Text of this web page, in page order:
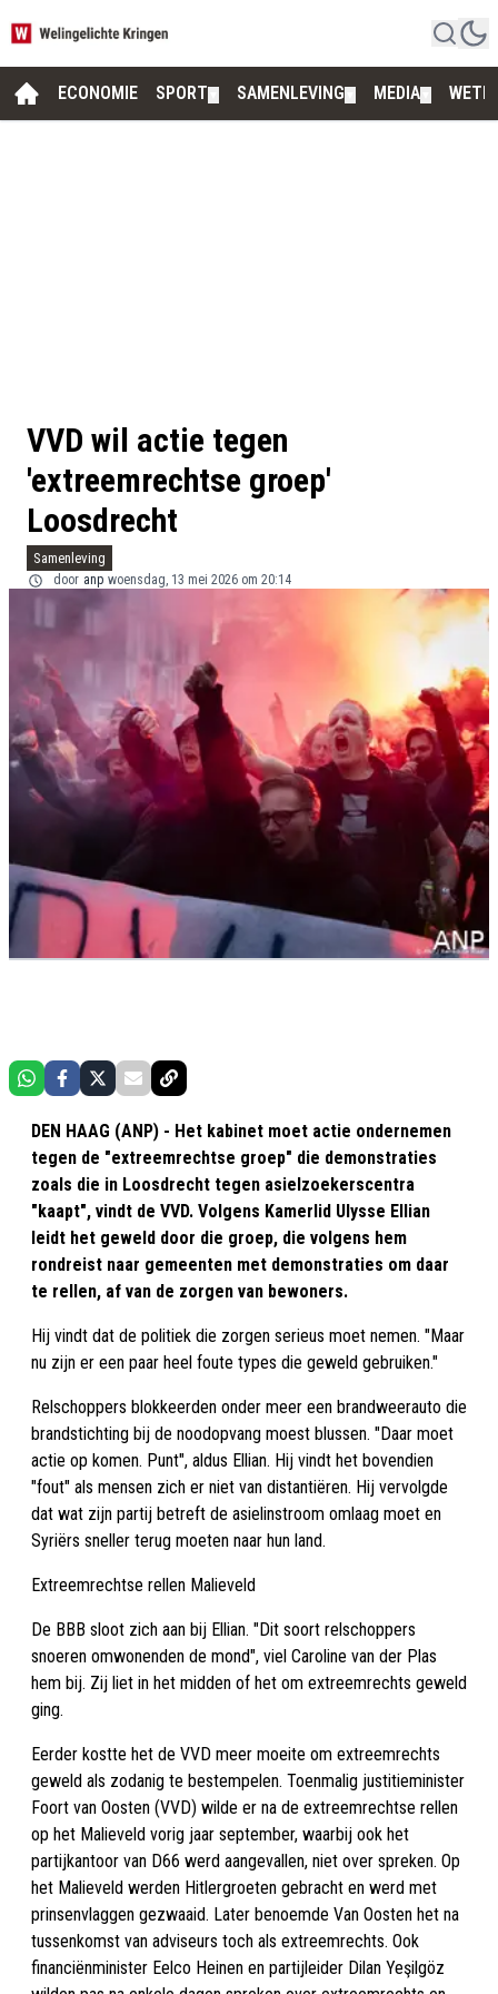
ECONOMIE SPORT SAMENLEVING MEDIA
VVD wil actie tegen
'extreemrechtse groep'
Loosdrecht
Samenleving
door anp woensdag, 13 mei 2026 om 20:14
DEN HAAG (ANP) - Het kabinet moet actie ondernemen
tegen de "extreemrechtse groep" die demonstraties
zoals die in Loosdrecht tegen asielzoekerscentra
"kaapt", vindt de VVD. Volgens Kamerlid Ulysse Ellian
leidt het geweld door die groep, die volgens hem
rondreist naar gemeenten met demonstraties om daar
te rellen, af van de zorgen van bewoners.
Hij vindt dat de politiek die zorgen serieus moet nemen. "Maar
nu zijn er een paar heel foute types die geweld gebruiken."
Relschoppers blokkeerden onder meer een brandweerauto die
brandstichting bij de noodopvang moest blussen. "Daar moet
actie op komen. Punt", aldus Ellian. Hij vindt het bovendien
"fout" als mensen zich er niet van distantiëren. Hij vervolgde
dat wat zijn partij betreft de asielinstroom omlaag moet en
Syriërs sneller terug moeten naar hun land.
Extreemrechtse rellen Malieveld
De BBB sloot zich aan bij Ellian. "Dit soort relschoppers
snoeren omwonenden de mond", viel Caroline van der Plas
hem bij. Zij liet in het midden of het om extreemrechts geweld
ging.
Eerder kostte het de VVD meer moeite om extreemrechts
geweld als zodanig te bestempelen. Toenmalig justitieminister
Foort van Oosten (VVD) wilde er na de extreemrechtse rellen
op het Malieveld vorig jaar september, waarbij ook het
partijkantoor van D66 werd aangevallen, niet over spreken. Op
het Malieveld werden Hitlergroeten gebracht en werd met
prinsenvlaggen gezwaaid. Later benoemde Van Oosten het na
tussenkomst van adviseurs toch als extreemrechts. Ook
financiënminister Eelco Heinen en partijleider Dilan Yeşilgöz